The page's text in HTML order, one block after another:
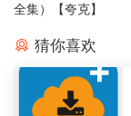
全集）【夸克】
猜你喜欢